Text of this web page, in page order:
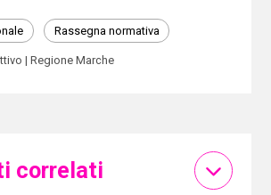
Rassegna normativa
Regione Marche
correlati